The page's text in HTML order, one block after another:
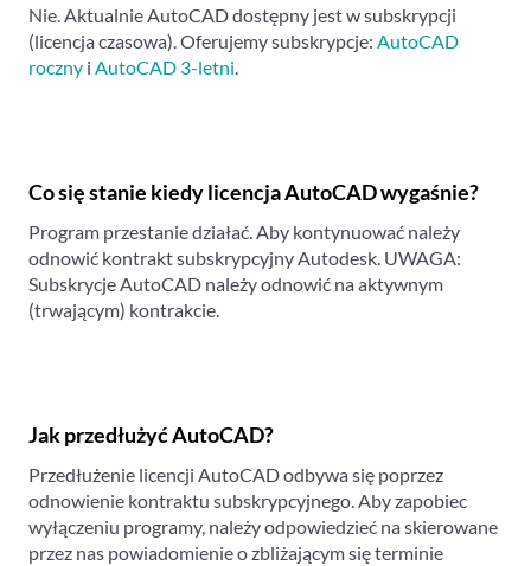
Nie. Aktualnie AutoCAD dostępny jest w subskrypcji
(licencja czasowa). Oferujemy subskrypcje: AutoCAD
roczny i AutoCAD 3-letni.
Co się stanie kiedy licencja AutoCAD wygaśnie?
Program przestanie działać. Aby kontynuować należy
odnowić kontrakt subskrypcyjny Autodesk. UWAGA:
Subskrycje AutoCAD należy odnowić na aktywnym
(trwającym) kontrakcie.
Jak przedłużyć AutoCAD?
Przedłużenie licencji AutoCAD odbywa się poprzez
odnowienie kontraktu subskrypcyjnego. Aby zapobiec
wyłączeniu programy, należy odpowiedzieć na skierowane
przez nas powiadomienie o zbliżającym się terminie